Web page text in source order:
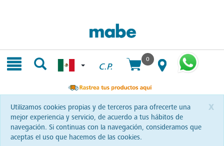
C.P.
0
x
Utilizamos cookies propias y de terceros para ofrecerte una
mejor experiencia y servicio, de acuerdo a tus hábitos de
navegación. Si continuas con la navegación, consideramos que
aceptas el uso que hacemos de las cookies.